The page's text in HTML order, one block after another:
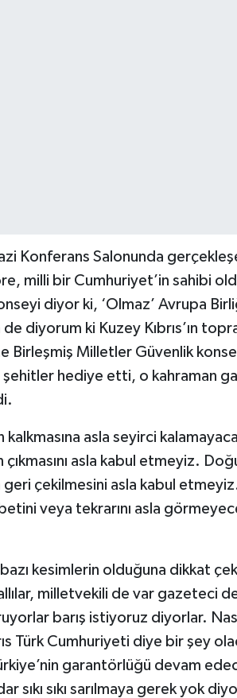
Konferans Salonunda
milli bir Cumhuriyet’in sahibi
diyor ki, ‘Olmaz’ Avrupa
diyorum ki Kuzey Kıbrıs’ın
Birleşmiş Milletler Güvenlik
hediye etti, o kahraman
asla seyirci
asla kabul etmeyiz.
çekilmesini asla kabul
veya tekrarını asla
kesimlerin olduğuna dikkat
milletvekili de var gazeteci
barış istiyoruz diyorlar.
Türk Cumhuriyeti diye bir şey
garantörlüğü devam
sıkı sarılmaya gerek yok